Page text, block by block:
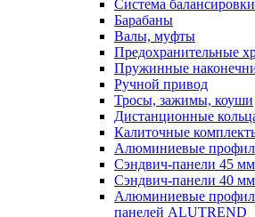
Система
Барабаны
Валы, муфты
Предохранительные
Пружинные
Ручной привод
Тросы, зажимы, коуши
Дистанционные
Калиточные
Алюминиевые
Сэндвич-панели 45
Сэндвич-панели 40
Алюминиевые
панелей ALUTREND